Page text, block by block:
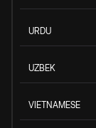
URDU
UZBEK
VIETNAMESE